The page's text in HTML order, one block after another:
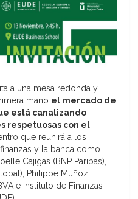
a una mesa redonda y
mano el mercado de
está canalizando
respetuosas con el
que reunirá a los
y la banca como
Cajigas (BNP Paribas),
Philippe Muñoz
e Instituto de Finanzas